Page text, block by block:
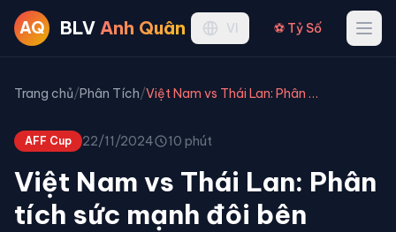
AQ BLV Anh Quân VI ⚽ Tỷ Số
Trang chủ/Phân Tích/ Việt Nam vs Thái Lan: Phân tích sức mạnh đôi bên
AFF Cup 22/11/2024 10 phút
Việt Nam vs Thái Lan: Phân
tích sức mạnh đôi bên